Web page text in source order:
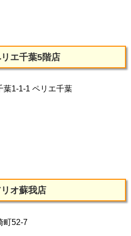
エ千葉5階店
葉1-1-1 ペリエ千葉
オ蘇我店
町52-7